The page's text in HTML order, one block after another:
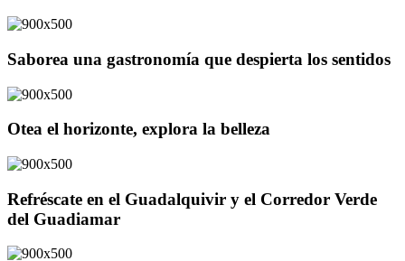
Saborea una gastronomía que despierta los sentidos
Otea el horizonte, explora la belleza
Refréscate en el Guadalquivir y el Corredor Verde
del Guadiamar